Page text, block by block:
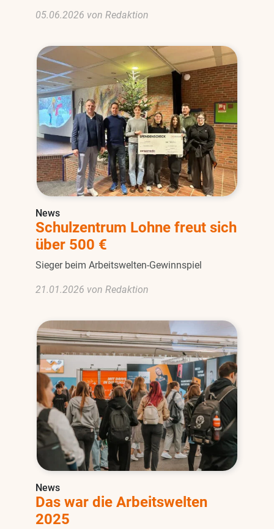
05.06.2026 von Redaktion
News
Schulzentrum Lohne freut sich
über 500 €
Sieger beim Arbeitswelten-Gewinnspiel
21.01.2026 von Redaktion
News
Das war die Arbeitswelten
2025